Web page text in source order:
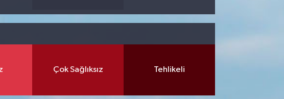
Çok Sağlıksız Tehlikeli